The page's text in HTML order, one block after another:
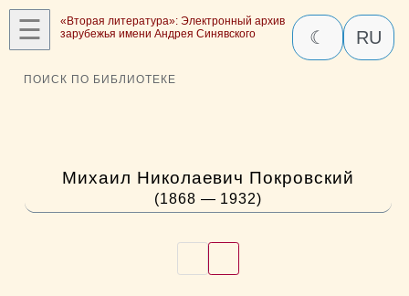
☰
«Вторая литература»: Электронный архив
зарубежья имени Андрея Синявского
☾ RU
ПОИСК ПО БИБЛИОТЕКЕ
Михаил Николаевич Покровский
(1868 — 1932)